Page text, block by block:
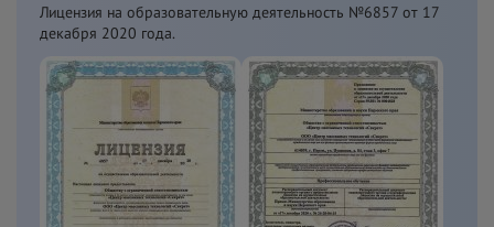
Лицензия на образовательную деятельность №6857 от 17
декабря 2020 года.